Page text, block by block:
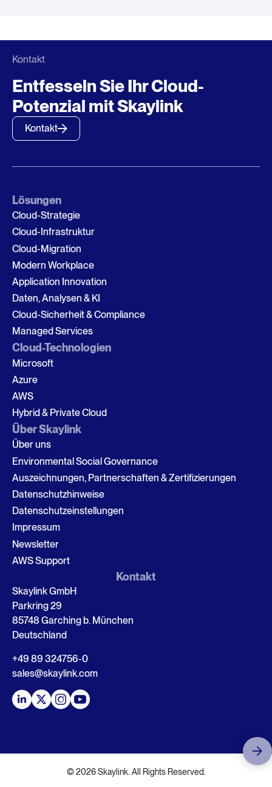
Kontakt
Entfesseln Sie Ihr Cloud-
Potenzial mit Skaylink
Kontakt
Lösungen
Cloud-Strategie
Cloud-Infrastruktur
Cloud-Migration
Modern Workplace
Application Innovation
Daten, Analysen & KI
Cloud-Sicherheit & Compliance
Managed Services
Cloud-Technologien
Microsoft
Azure
AWS
Hybrid & Private Cloud
Über Skaylink
Über uns
Environmental Social Governance
Auszeichnungen, Partnerschaften & Zertifizierungen
Datenschutzhinweise
Datenschutzeinstellungen
Impressum
Newsletter
AWS Support
Kontakt
Skaylink GmbH
Parkring 29
85748 Garching b. München
Deutschland
+49 89 324756-0
sales@skaylink.com
© 2026 Skaylink. All Rights Reserved.